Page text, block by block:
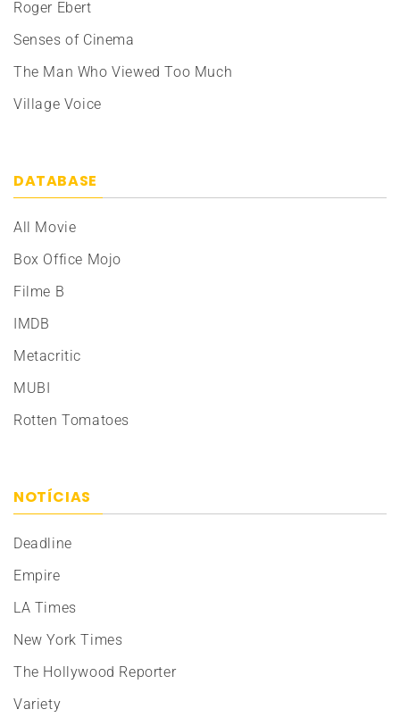
Roger Ebert
Senses of Cinema
The Man Who Viewed Too Much
Village Voice
DATABASE
All Movie
Box Office Mojo
Filme B
IMDB
Metacritic
MUBI
Rotten Tomatoes
NOTÍCIAS
Deadline
Empire
LA Times
New York Times
The Hollywood Reporter
Variety